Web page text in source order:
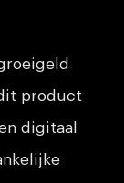
product
digitaal